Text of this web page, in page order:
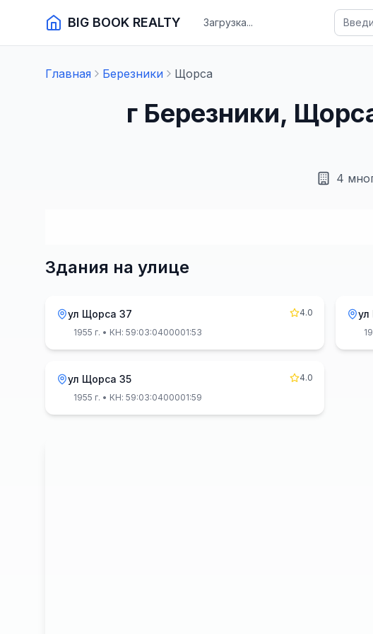
BIG BOOK REALTY Загрузка...
Главная Березники Щорса
г Березники,
4
Здания на улице
ул Щорса 37
4.0
1955 г. • КН: 59:03:0400001:53
ул
ул Щорса 35
4.0
1955 г. • КН: 59:03:0400001:59